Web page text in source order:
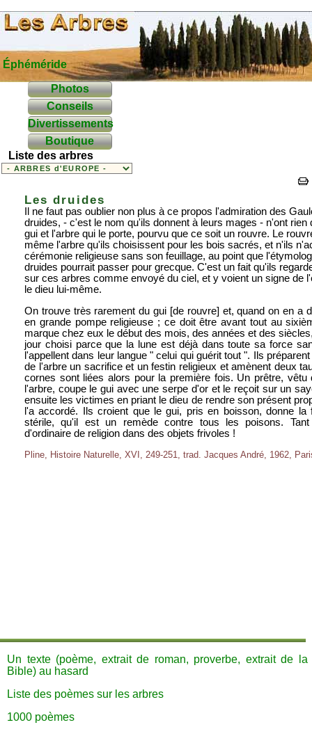
Éphéméride
Photos
Conseils
Divertissements
Boutique
Liste des arbres
Les druides
Il ne faut pas oublier non plus à ce propos l'admiration des
druides, - c'est le nom qu'ils donnent à leurs mages - n'ont rien
gui et l'arbre qui le porte, pourvu que ce soit un rouvre. Le
même l'arbre qu'ils choisissent pour les bois sacrés, et n'ils
cérémonie religieuse sans son feuillage, au point que
druides pourrait passer pour grecque. C'est un fait qu'ils
sur ces arbres comme envoyé du ciel, et y voient un signe de
le dieu lui-même.
On trouve très rarement du gui [de rouvre] et, quand on en a
en grande pompe religieuse ; ce doit être avant tout au
marque chez eux le début des mois, des années et des
jour choisi parce que la lune est déjà dans toute sa force
l'appellent dans leur langue " celui qui guérit tout ". Ils
de l'arbre un sacrifice et un festin religieux et amènent deux
cornes sont liées alors pour la première fois. Un prêtre, vêtu
l'arbre, coupe le gui avec une serpe d'or et le reçoit sur un
ensuite les victimes en priant le dieu de rendre son présent
l'a accordé. Ils croient que le gui, pris en boisson, donne la
stérile, qu'il est un remède contre tous les poisons.
d'ordinaire de religion dans des objets frivoles !
Pline, Histoire Naturelle, XVI, 249-251, trad. Jacques André, 1962,
Un texte (poème, extrait de roman, proverbe, extrait de la
Bible) au hasard
Liste des poèmes sur les arbres
1000 poèmes